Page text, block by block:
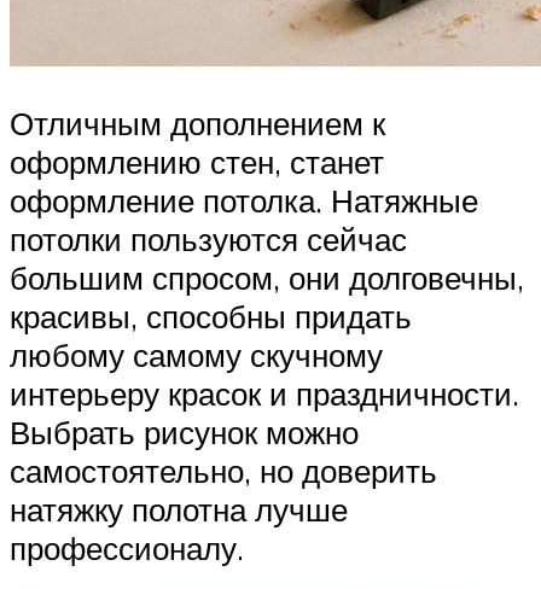
Отличным дополнением к
оформлению стен, станет
оформление потолка. Натяжные
потолки пользуются сейчас
большим спросом, они долговечны,
красивы, способны придать
любому самому скучному
интерьеру красок и праздничности.
Выбрать рисунок можно
самостоятельно, но доверить
натяжку полотна лучше
профессионалу.